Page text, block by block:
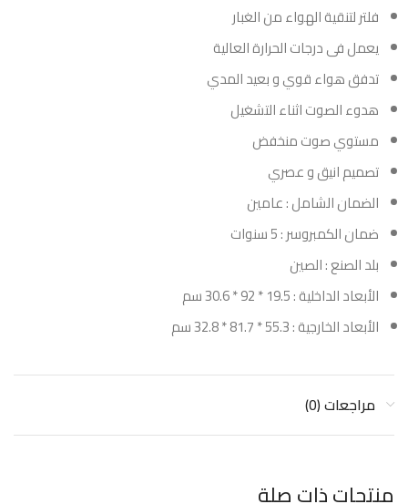
فلتر لتنقية الهواء من الغبار
يعمل فى درجات الحرارة العالية
تدفق هواء قوي و بعيد المدي
هدوء الصوت اثناء التشغيل
مستوي صوت منخفض
تصميم انيق و عصري
الضمان الشامل : عامين
ضمان الكمبروسر : 5 سنوات
بلد الصنع : الصين
الأبعاد الداخلية : 19.5 * 92 * 30.6 سم
الأبعاد الخارجية : 55.3 * 81.7 * 32.8 سم
مراجعات (0)
منتجات ذات صلة